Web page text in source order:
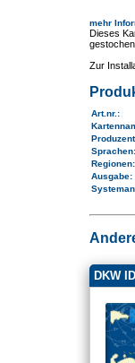
mehr
Dieses
Zur
Art.nr. :
Regionen:
Ausgabe:
DKW